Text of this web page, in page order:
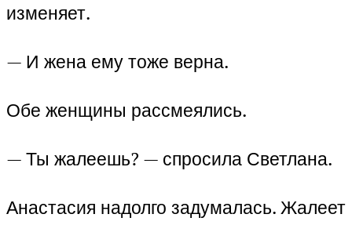
изменяет.
— И жена ему тоже верна.
Обе женщины рассмеялись.
— Ты жалеешь? — спросила Светлана.
Анастасия надолго задумалась. Жалеет